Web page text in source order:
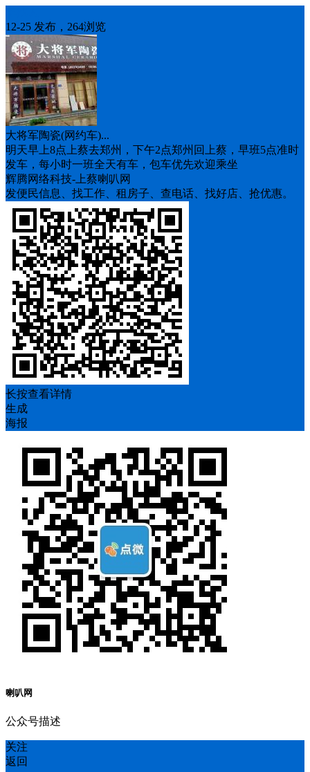
12-25 发布，264浏览
大将军陶瓷(网约车)...
明天早上8点上蔡去郑州，下午2点郑州回上蔡，早班5点准时
发车，每小时一班全天有车，包车优先欢迎乘坐
辉腾网络科技-上蔡喇叭网
发便民信息、找工作、租房子、查电话、找好店、抢优惠。
长按查看详情
生成
海报
喇叭网
公众号描述
关注
返回